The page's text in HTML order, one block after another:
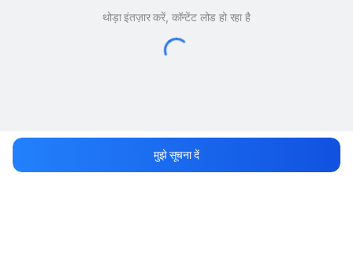
थोड़ा इंतज़ार करें, कॉन्टेंट लोड हो रहा है
मुझे सूचना दें